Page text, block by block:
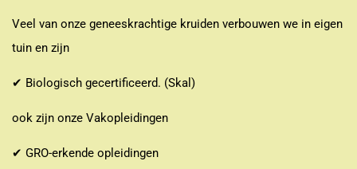
Veel van onze geneeskrachtige kruiden verbouwen we in eigen
tuin en zijn
✔ Biologisch gecertificeerd. (Skal)
ook zijn onze Vakopleidingen
✔ GRO-erkende opleidingen